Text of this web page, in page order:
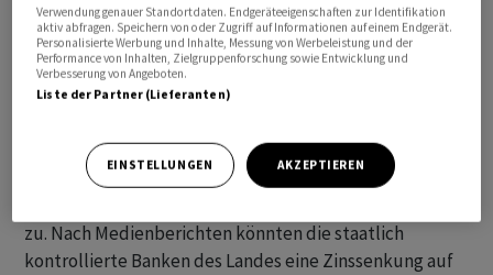
Auch in China waren die Zuwächse nach den deutlichen
Gewinnen der Vortage nicht mehr allzu hoch. Der CSI 300
, der die Aktienkurse der grössten Unternehmen an den
um 0,13 Prozent auf 3794,93 Punkte. Der Hang-Seng-
Index der chinesischen Sonderverwaltungszone
zu. Nach Medienberichten könnten die staatlich
kontrollierte Banken des Landes eine Zinssenkung auf
Verwendung genauer Standortdaten. Endgeräteeigenschaften zur Identifikation
aktiv abfragen. Speichern von oder Zugriff auf Informationen auf einem Endgerät.
Personalisierte Werbung und Inhalte, Messung von Werbeleistung und der
Performance von Inhalten, Zielgruppenforschung sowie Entwicklung und
Verbesserung von Angeboten.
Liste der Partner (Lieferanten)
EINSTELLUNGEN AKZEPTIEREN